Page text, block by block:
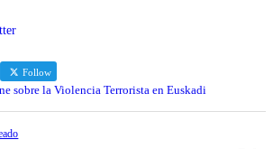
Follow
sobre la Violencia Terrorista en Euskadi